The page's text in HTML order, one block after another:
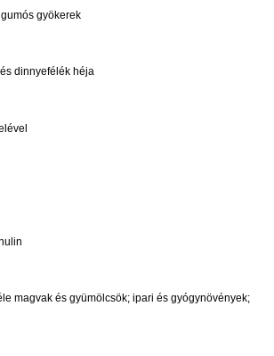
gyökerek
dinnyefélék héja
magvak és gyümölcsök; ipari és gyógynövények;